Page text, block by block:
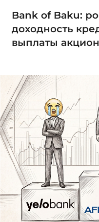
Bank of Baku:
доходность
выплаты